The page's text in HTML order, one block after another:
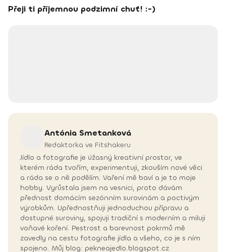
Přeji ti příjemnou podzimní chuť! :-)
Antónia Smetanková
Redaktorka ve Fitshakeru
Jídlo a fotografie je úžasný kreativní prostor, ve
kterém ráda tvořím, experimentuji, zkouším nové věci
a ráda se o ně podělím. Vaření mě baví a je to moje
hobby. Vyrůstala jsem na vesnici, proto dávám
přednost domácím sezónním surovinám a poctivým
výrobkům. Upřednostňuji jednoduchou přípravu a
dostupné suroviny, spojuji tradiční s moderním a miluji
voňavé koření. Pestrost a barevnost pokrmů mě
zavedly na cestu fotografie jídla a všeho, co je s ním
spojeno. Můj blog: pekneajedlo.blogspot.cz